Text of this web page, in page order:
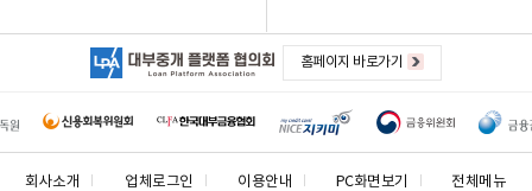
홈페이지 바로가기
회사소개 업체로그인 이용안내 PC화면보기 전체메뉴